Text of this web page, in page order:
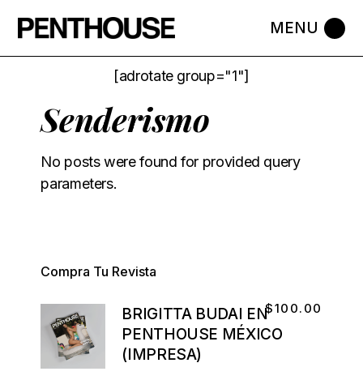
[adrotate group="1"]
Senderismo
No posts were found for provided query
parameters.
Compra Tu Revista
BRIGITTA BUDAI EN
PENTHOUSE MÉXICO
(IMPRESA)
$100.00